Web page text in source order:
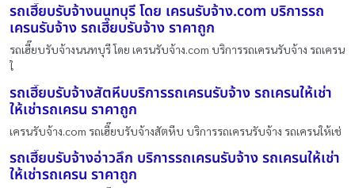
รถเฮี๊ยบรับจ้างนนทบุรี โดย เครนรับจ้าง.com บริการรถ
เครนรับจ้าง รถเฮี๊ยบรับจ้าง ราคาถูก
รถเฮี๊ยบรับจ้างนนทบุรี โดย เครนรับจ้าง.com บริการรถเครนรับจ้าง รถเครน
ใ
รถเฮี๊ยบรับจ้างสัตหีบบริการรถเครนรับจ้าง รถเครนให้เช่า
ให้เช่ารถเครน ราคาถูก
เครนรับจ้าง.com รถเฮี๊ยบรับจ้างสัตหีบ บริการรถเครนรับจ้าง รถเครนให้เช่
รถเฮี๊ยบรับจ้างอ่าวลึก บริการรถเครนรับจ้าง รถเครนให้เช่า
ให้เช่ารถเครน ราคาถูก